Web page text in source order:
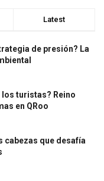
Latest
de presión? La
los turistas? Reino
en QRoo
cabezas que desafía